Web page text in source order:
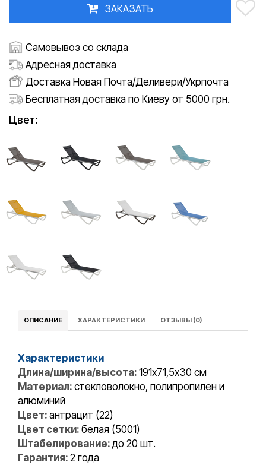
ЗАКАЗАТЬ
Самовывоз со склада
Адресная доставка
Доставка Новая Почта/Деливери/Укрпочта
Бесплатная доставка по Киеву от 5000 грн.
Цвет:
ОПИСАНИЕ ХАРАКТЕРИСТИКИ ОТЗЫВЫ (0)
Характеристики
Длина/ширина/высота: 191x71,5х30 cм
Материал: стекловолокно, полипропилен и
алюминий
Цвет: антрацит (22)
Цвет сетки: белая (5001)
Штабелирование:до 20 шт.
Гарантия: 2 года